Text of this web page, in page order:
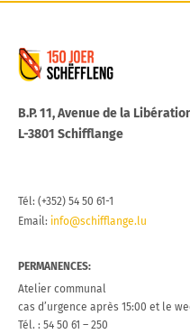
B.P. 11, Avenue de la
L-3801 Schifflange
Tél: (+352) 54 50 61-1
Email: info@schifflange.lu
PERMANENCES:
Atelier communal
cas d’urgence après 15:00 et le
Tél. : 54 50 61 – 250